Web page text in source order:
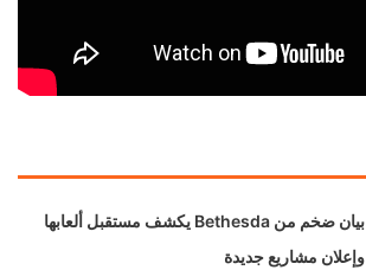
بيان ضخم من Bethesda يكشف مستقبل ألعابها
وإعلان مشاريع جديدة